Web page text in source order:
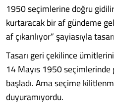
1950 seçimlerine doğru
kurtaracak bir af gündeme
af çıkarılıyor” şayiasıyla
Tasarı geri çekilince
14 Mayıs 1950 seçimlerinde
başladı. Ama seçime
duyuramıyordu.